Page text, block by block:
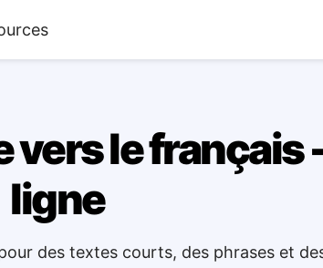
le français
ligne
des textes courts, des phrases et